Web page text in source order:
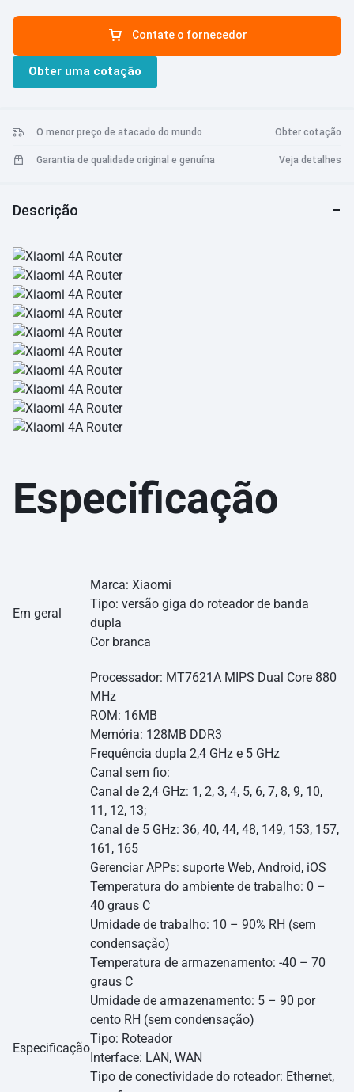
ampla e distância de transmissão mais rápida. 128 MB de memória
grande, suporta conexão de 128 dispositivos terminais. Algoritmo
inteligente de correção de erros para melhorar o sinal fraco.
gerencie o tempo e o conteúdo on-line do seu filho, proteja a
segurança do seu filho na Internet. Defina o tempo de rede do
Contate o fornecedor
Obter uma cotação
O menor preço de atacado do mundo Obter cotação
Garantia de qualidade original e genuína Veja detalhes
Descrição
Especificação
Em geral
Marca: Xiaomi
Tipo: versão giga do roteador de banda
dupla
Cor branca
Especificação
Processador: MT7621A MIPS Dual Core 880
MHz
ROM: 16MB
Memória: 128MB DDR3
Frequência dupla 2,4 GHz e 5 GHz
Canal sem fio:
Canal de 2,4 GHz: 1, 2, 3, 4, 5, 6, 7, 8, 9, 10,
11, 12, 13;
Canal de 5 GHz: 36, 40, 44, 48, 149, 153, 157,
161, 165
Gerenciar APPs: suporte Web, Android, iOS
Temperatura do ambiente de trabalho: 0 –
40 graus C
Umidade de trabalho: 10 – 90% RH (sem
condensação)
Temperatura de armazenamento: -40 – 70
graus C
Umidade de armazenamento: 5 – 90 por
cento RH (sem condensação)
Tipo: Roteador
Interface: LAN, WAN
Tipo de conectividade do roteador: Ethernet,